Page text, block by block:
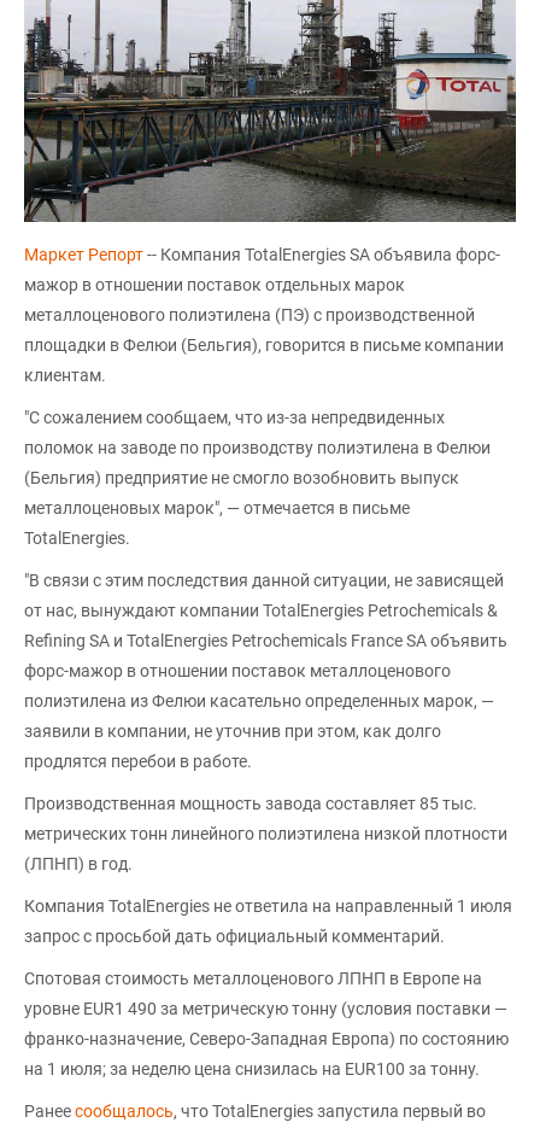
Маркет Репорт-- Компания TotalEnergies SA объявила форс-
мажор в отношении поставок отдельных марок
металлоценового полиэтилена (ПЭ) с производственной
площадки в Фелюи (Бельгия), говорится в письме компании
клиентам.
"С сожалением сообщаем, что из-за непредвиденных
поломок на заводе по производству полиэтилена в Фелюи
(Бельгия) предприятие не смогло возобновить выпуск
металлоценовых марок", — отмечается в письме
TotalEnergies.
"В связи с этим последствия данной ситуации, не зависящей
от нас, вынуждают компании TotalEnergies Petrochemicals &
Refining SA и TotalEnergies Petrochemicals France SA объявить
форс-мажор в отношении поставок металлоценового
полиэтилена из Фелюи касательно определенных марок, —
заявили в компании, не уточнив при этом, как долго
продлятся перебои в работе.
Производственная мощность завода составляет 85 тыс.
метрических тонн линейного полиэтилена низкой плотности
(ЛПНП) в год.
Компания TotalEnergies не ответила на направленный 1 июля
запрос с просьбой дать официальный комментарий.
Спотовая стоимость металлоценового ЛПНП в Европе на
уровне EUR1 490 за метрическую тонну (условия поставки —
франко-назначение, Северо-Западная Европа) по состоянию
на 1 июля; за неделю цена снизилась на EUR100 за тонну.
Ранеесообщалось, что TotalEnergies запустила первый во